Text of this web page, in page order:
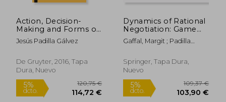
dcto. 69,40 € dcto.
Action, Decision-
Making and Forms of
Life (Aporia) (en
Inglés)
Jesús Padilla Gálvez
De Gruyter, 2016, Tapa
Dura, Nuevo
Dynamics of Rational
Negotiation: Game
Theory, Language
Games and Forms of
Gaffal, Margit ; Padilla
Springer, Tapa Dura,
Nuevo